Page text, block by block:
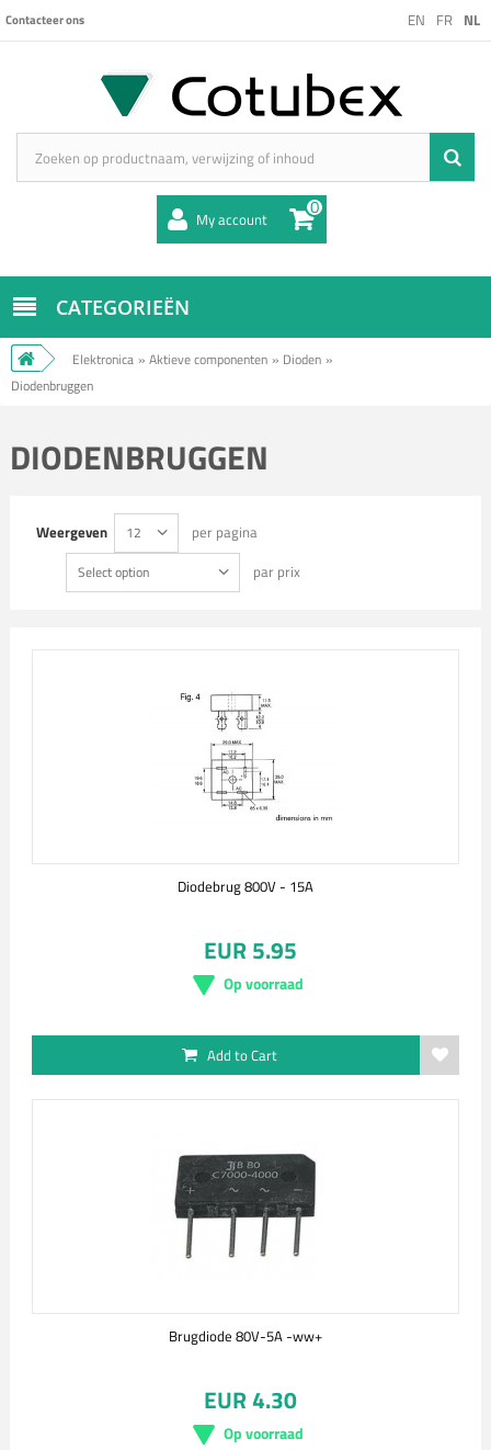
EN FR NL
Contacteer ons
My account 0
CATEGORIEËN
Elektronica » Aktieve componenten » Dioden »
Diodenbruggen
DIODENBRUGGEN
Weergeven 12 per pagina
Select option par prix
Diodebrug 800V - 15A
EUR 5.95
Op voorraad
Add to Cart
Brugdiode 80V-5A -ww+
EUR 4.30
Op voorraad